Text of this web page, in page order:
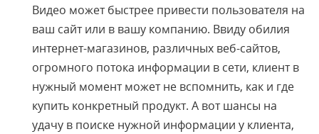
Видео может быстрее привести пользователя на
ваш сайт или в вашу компанию. Ввиду обилия
интернет-магазинов, различных веб-сайтов,
огромного потока информации в сети, клиент в
нужный момент может не вспомнить, как и где
купить конкретный продукт. А вот шансы на
удачу в поиске нужной информации у клиента,